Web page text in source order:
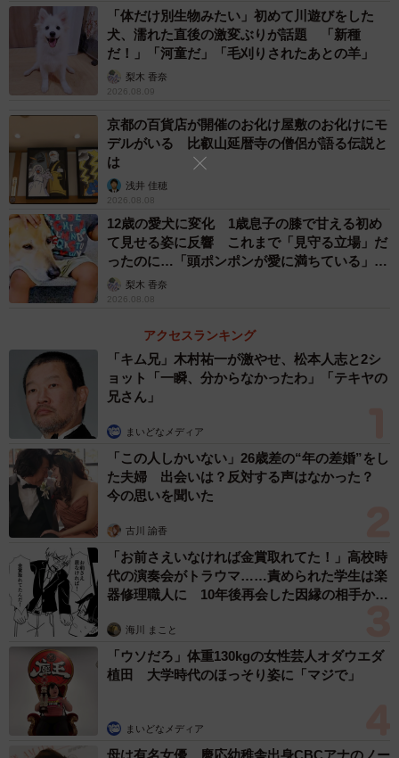
3/6
スコッチウイスキー「シーバスリーガル」の箱で捜索した甲冑の騎士。
銀色の光沢がリアルだ＝都内の池袋パルコ
4/6
「プリングルス」の赤い円筒箱から生まれた「ヒゲのおじさん」。衣服
のしわまで表現＝都内の池袋パルコ
製作時間は作品によるが、展示作は10～20時間ほど。小
さい頃から紙工作が好きで、菓子箱に絵を描くことがSNS
ではやった時期に「僕は絵を描くのじゃなく、立体作品を
つくる」と一念発起。現物を見て、脳内で完成図を描きな
「体だけ別生物みたい」初めて川遊びをした
犬、濡れた直後の激変ぶりが話題 「新種
だ！」「河童だ」「毛刈りされたあとの羊」
梨木 香奈
2026.08.09
京都の百貨店が開催のお化け屋敷のお化けにモ
デルがいる 比叡山延暦寺の僧侶が語る伝説と
は
浅井 佳穂
2026.08.08
12歳の愛犬に変化 1歳息子の膝で甘える初め
て見せる姿に反響 これまで「見守る立場」だ
ったのに…「頭ポンポンが愛に満ちている」
「尊…」
梨木 香奈
2026.08.08
アクセスランキング
「キム兄」木村祐一が激やせ、松本人志と2シ
ョット「一瞬、分からなかったわ」「テキヤの
兄さん」
まいどなメディア
「この人しかいない」26歳差の“年の差婚”をし
た夫婦 出会いは？反対する声はなかった？
今の思いを聞いた
古川 諭香
「お前さえいなければ金賞取れてた！」高校時
代の演奏会がトラウマ……責められた学生は楽
器修理職人に 10年後再会した因縁の相手から
海川 まこと
「ウソだろ」体重130kgの女性芸人オダウエダ
植田 大学時代のほっそり姿に「マジで」
まいどなメディア
母は有名女優、慶応幼稚舎出身CBCアナのノー